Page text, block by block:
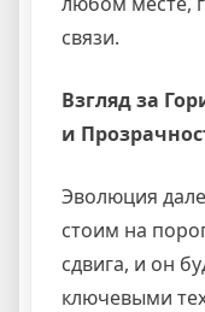
связи.
Взгляд за
и
Эволюция
стоим на
сдвига, и он
ключевыми